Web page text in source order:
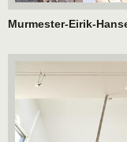
Murmester-Eirik-